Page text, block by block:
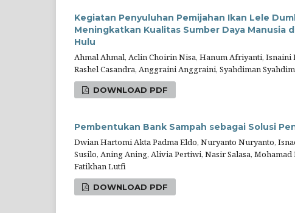
Kegiatan Penyuluhan Pemijahan Ikan Lele
Meningkatkan Kualitas Sumber Daya Manusia
Hulu
Ahmal Ahmal, Aclin Choirin Nisa, Hanum Afriyanti,
Rashel Casandra, Anggraini Anggraini, Syahdiman
DOWNLOAD PDF
Pembentukan Bank Sampah sebagai Solusi
Dwian Hartomi Akta Padma Eldo, Nuryanto Nuryanto,
Susilo, Aning Aning, Alivia Pertiwi, Nasir Salasa,
Fatikhan Lutfi
DOWNLOAD PDF